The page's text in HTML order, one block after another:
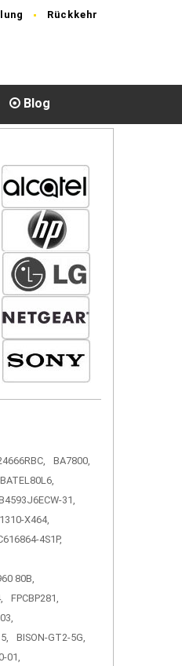
Rückkehr
Blog
BA7800,
BATEL80L6,
31,
X464,
4S1P,
80B,
FPCBP281,
BISON-GT2-5G,
01,